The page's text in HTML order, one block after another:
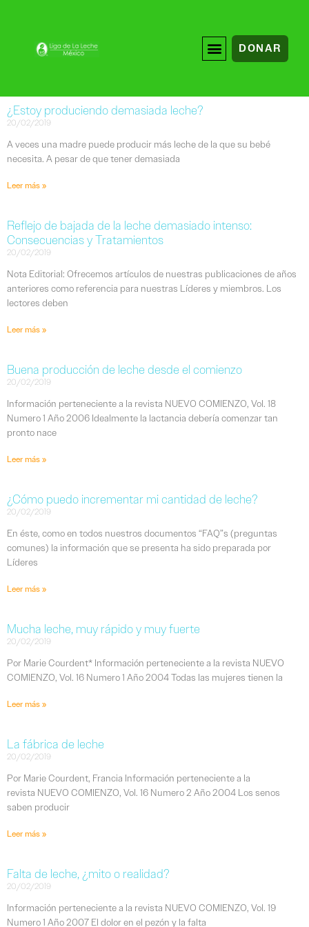
DONAR
¿Estoy produciendo demasiada leche?
20/02/2019
A veces una madre puede producir más leche de la que su bebé
necesita. A pesar de que tener demasiada
Leer más »
Reflejo de bajada de la leche demasiado intenso:
Consecuencias y Tratamientos
20/02/2019
Nota Editorial: Ofrecemos artículos de nuestras publicaciones de años
anteriores como referencia para nuestras Líderes y miembros. Los
lectores deben
Leer más »
Buena producción de leche desde el comienzo
20/02/2019
Información perteneciente a la revista NUEVO COMIENZO, Vol. 18
Numero 1 Año 2006 Idealmente la lactancia debería comenzar tan
pronto nace
Leer más »
¿Cómo puedo incrementar mi cantidad de leche?
20/02/2019
En éste, como en todos nuestros documentos “FAQ”s (preguntas
comunes) la información que se presenta ha sido preparada por
Líderes
Leer más »
Mucha leche, muy rápido y muy fuerte
20/02/2019
Por Marie Courdent* Información perteneciente a la revista NUEVO
COMIENZO, Vol. 16 Numero 1 Año 2004 Todas las mujeres tienen la
Leer más »
La fábrica de leche
20/02/2019
Por Marie Courdent, Francia Información perteneciente a la
revista NUEVO COMIENZO, Vol. 16 Numero 2 Año 2004 Los senos
saben producir
Leer más »
Falta de leche, ¿mito o realidad?
20/02/2019
Información perteneciente a la revista NUEVO COMIENZO, Vol. 19
Numero 1 Año 2007 El dolor en el pezón y la falta